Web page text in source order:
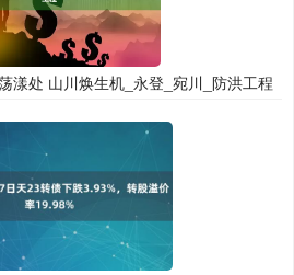
漾处 山川焕生机_永登_宛川_防洪工程